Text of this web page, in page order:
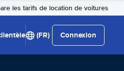
les tarifs de location de voitures
(FR) Connexion